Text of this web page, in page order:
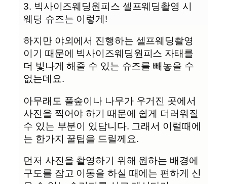
3. 빅사이즈웨딩원피스 셀프웨딩촬영 시
웨딩 슈즈는 이렇게!
하지만 야외에서 진행하는 셀프웨딩촬영
이기 때문에 빅사이즈웨딩원피스 자태를
더 빛나게 해줄 수 있는 슈즈를 빼놓을 수
없는데요.
아무래도 풀숲이나 나무가 우거진 곳에서
사진을 찍어야 하기 때문에 쉽게 더러워질
수 있는 부분이 있답니다. 그래서 이럴때에
는 한가지 꿀팁을 드릴께요.
먼저 사진을 촬영하기 위해 원하는 배경에
구도를 잡고 이동을 하실 때에는 편하게 신